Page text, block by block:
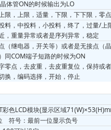
体管ON的时候输出为LO
限，上限，适量，下限，下下限，零
料，中投料，小投料，终了，过量/
，重量异常或者是序列异常，稳定
（继电器，开关等）或者是无接点（
同COM端子短路的时候为ON
零点，去皮重，去皮重复位，保持或
换，编码选择，开始，停止
彩色LCD模块(显示区域
符号：最前一位显示负号